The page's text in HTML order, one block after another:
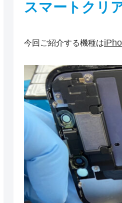
スマートクリ
今回ご紹介する機種は